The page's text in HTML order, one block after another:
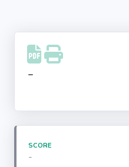
Facebook
Instagram
-
SCORE
-